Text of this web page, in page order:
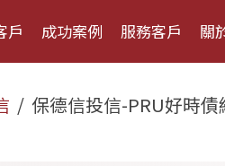
戶 成功案例 服務客戶 關
保德信投信-PRU好時